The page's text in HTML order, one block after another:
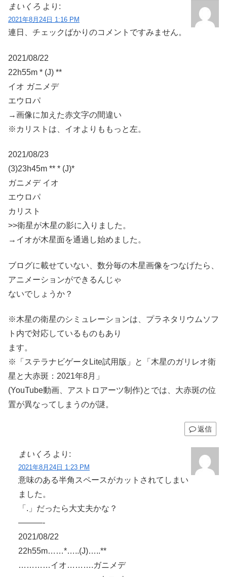
まいくろ より:
2021年8月24日 1:16 PM
連日、チェックばかりのコメントですみません。
2021/08/22
22h55m * (J) **
イオ ガニメデ
エウロパ
→画像に加えた赤文字の間違い
※カリストは、イオよりももっと左。
2021/08/23
(3)23h45m ** * (J)*
ガニメデ イオ
エウロパ
カリスト
>>衛星が木星の影に入りました。
→イオが木星面を通過し始めました。
ブログに載せていない、数分毎の木星画像をつなげたら、
アニメーションができるんじゃ
ないでしょうか？
※木星の衛星のシミュレーションは、プラネタリウムソフ
ト内で対応しているものもあり
ます。
※「ステラナビゲータLite試用版」と「木星のガリレオ衛
星と大赤斑：2021年8月」
(YouTube動画、アストロアーツ制作)とでは、大赤斑の位
置が異なってしまうのが謎。
返信
まいくろ より:
2021年8月24日 1:23 PM
意味のある半角スペースがカットされてしまい
ました。
「.」だったら大丈夫かな？
———-
2021/08/22
22h55m……*…..(J)…..**
…………イオ……….ガニメデ